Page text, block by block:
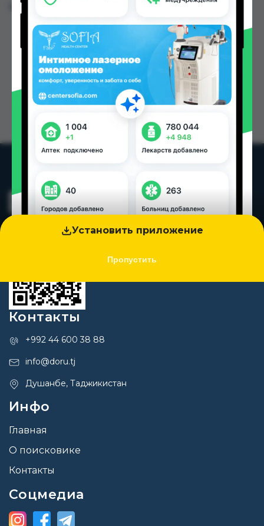
Установить приложение
Пропустить
Цена: от6.00 TJS
Контакты
+992 44 600 38 88
info@doru.tj
Душанбе, Таджикистан
Инфо
Главная
О поисковике
Контакты
Соцмедиа